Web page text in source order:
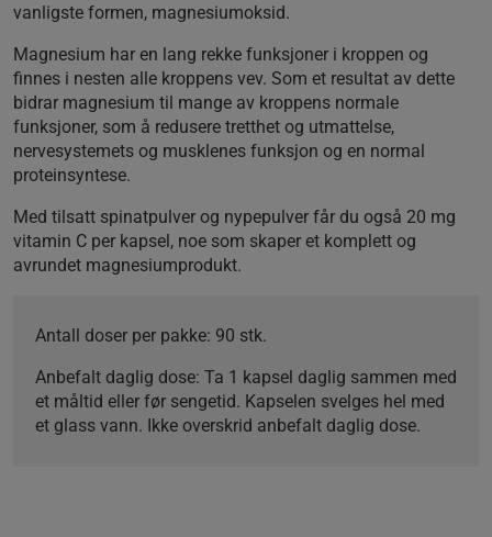
vanligste formen, magnesiumoksid.
Magnesium har en lang rekke funksjoner i kroppen og
finnes i nesten alle kroppens vev. Som et resultat av dette
bidrar magnesium til mange av kroppens normale
funksjoner, som å redusere tretthet og utmattelse,
nervesystemets og musklenes funksjon og en normal
proteinsyntese.
Med tilsatt spinatpulver og nypepulver får du også 20 mg
vitamin C per kapsel, noe som skaper et komplett og
avrundet magnesiumprodukt.
Antall doser per pakke: 90 stk.
Anbefalt daglig dose: Ta 1 kapsel daglig sammen med
et måltid eller før sengetid. Kapselen svelges hel med
et glass vann. Ikke overskrid anbefalt daglig dose.